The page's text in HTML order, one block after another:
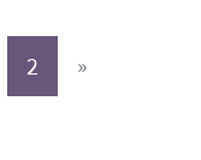
(aktiv)
2 (aktiv)
»